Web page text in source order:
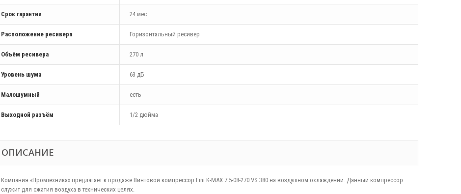
Срок гарантии 24 мес
Расположение ресивера Горизонтальный ресивер
Объём ресивера 270 л
Уровень шума 63 дБ
Малошумный есть
Выходной разъём 1/2 дюйма
ОПИСАНИЕ
Компания «Промтехника» предлагает к продаже Винтовой компрессор Fini K-MAX 7.5-08-270 VS 380 на воздушном охлаждении. Данный компрессор
служит для сжатия воздуха в технических целях.